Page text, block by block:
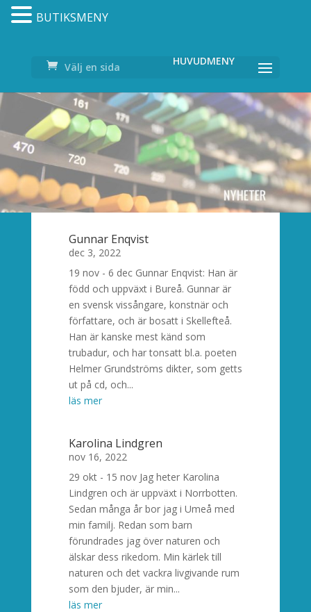
Välj en sida
Gunnar Enqvist
dec 3, 2022
19 nov - 6 dec Gunnar Enqvist: Han är
född och uppväxt i Bureå. Gunnar är
en svensk vissångare, konstnär och
författare, och är bosatt i Skellefteå.
Han är kanske mest känd som
trubadur, och har tonsatt bl.a. poeten
Helmer Grundströms dikter, som getts
ut på cd, och...
läs mer
Karolina Lindgren
nov 16, 2022
29 okt - 15 nov Jag heter Karolina
Lindgren och är uppväxt i Norrbotten.
Sedan många år bor jag i Umeå med
min familj. Redan som barn
förundrades jag över naturen och
älskar dess rikedom. Min kärlek till
naturen och det vackra livgivande rum
som den bjuder, är min...
läs mer
BUTIKSMENY